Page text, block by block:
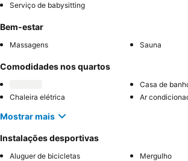
Serviço de babysitting
Bem-estar
Massagens Sauna
Comodidades nos quartos
Casa de
Chaleira elétrica
Ar
Mostrar mais
Instalações desportivas
Aluguer de bicicletas Mergulho